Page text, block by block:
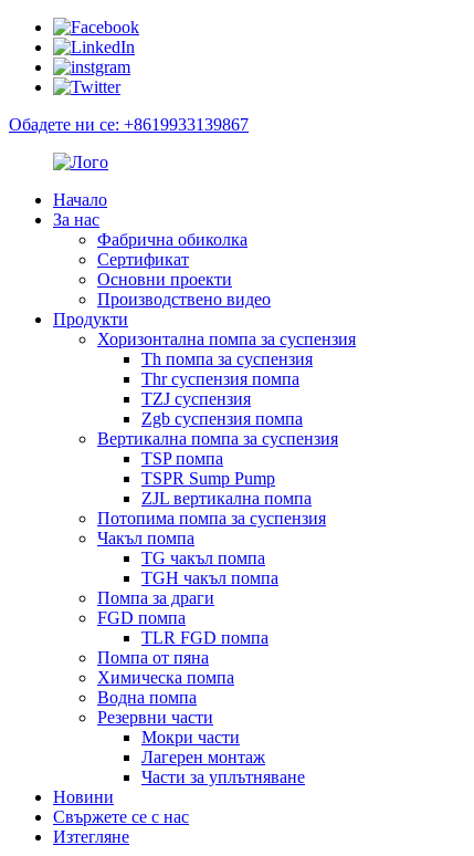
Обадете ни се: +8619933139867
Начало
За нас
Фабрична обиколка
Сертификат
Основни проекти
Производствено видео
Продукти
Хоризонтална помпа за суспензия
Th помпа за суспензия
Thr суспензия помпа
TZJ суспензия
Zgb суспензия помпа
Вертикална помпа за суспензия
TSP помпа
TSPR Sump Pump
ZJL вертикална помпа
Потопима помпа за суспензия
Чакъл помпа
TG чакъл помпа
TGH чакъл помпа
Помпа за драги
FGD помпа
TLR FGD помпа
Помпа от пяна
Химическа помпа
Водна помпа
Резервни части
Мокри части
Лагерен монтаж
Части за уплътняване
Новини
Свържете се с нас
Изтегляне